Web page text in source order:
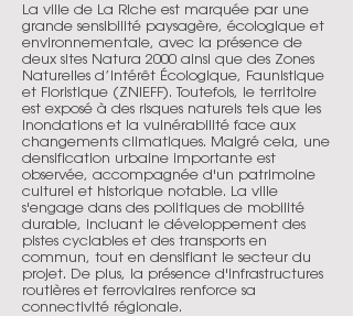
La ville de La Riche est marquée par une
grande sensibilité paysagère, écologique et
environnementale, avec la présence de
deux sites Natura 2000 ainsi que des Zones
Naturelles d’Intérêt Écologique, Faunistique
et Floristique (ZNIEFF). Toutefois, le territoire
est exposé à des risques naturels tels que les
inondations et la vulnérabilité face aux
changements climatiques. Malgré cela, une
densification urbaine importante est
observée, accompagnée d'un patrimoine
culturel et historique notable. La ville
s'engage dans des politiques de mobilité
durable, incluant le développement des
pistes cyclables et des transports en
commun, tout en densifiant le secteur du
projet. De plus, la présence d'infrastructures
routières et ferroviaires renforce sa
connectivité régionale.